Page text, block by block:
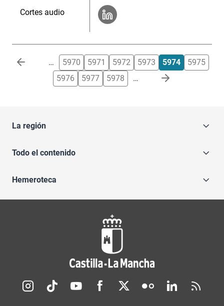
Cortes audio
Paginación … 5970 5971 5972 5973 5974
5975
5976
5977 5978 …
La región
Todo el contenido
Hemeroteca
Redes sociales JCCM